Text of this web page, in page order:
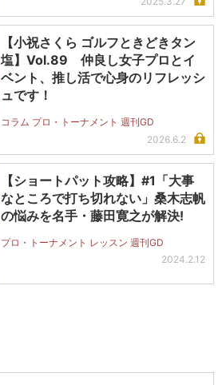
【小祝さくら ゴルフときどきタン
塩】Vol.89 仲良し女子プロとイ
ベント、推し活で心身のリフレッシ
ュです！
コラム プロ・トーナメント 週刊GD
2026.6.2
【ショートパット攻略】#1「大事
なところで打ち切れない」桑木志帆
の悩みを名手・藤田寛之が解決!
プロ・トーナメント レッスン 週刊GD
2024.2.12